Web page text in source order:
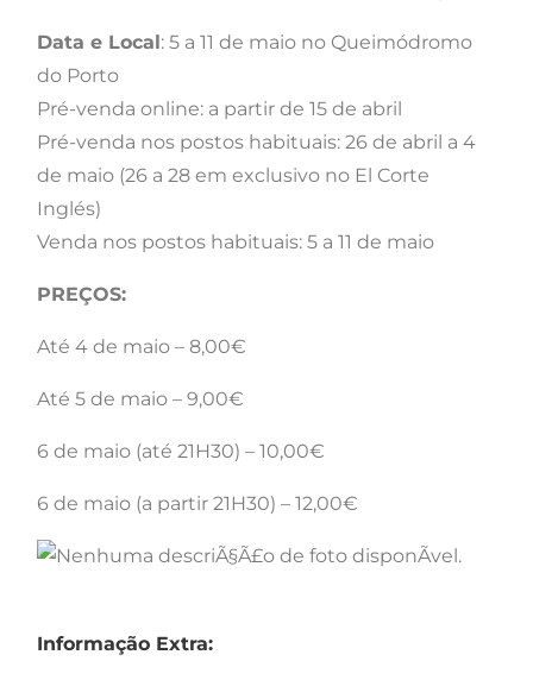
Data e Local: 5 a 11 de maio no Queimódromo
do Porto
Pré-venda online: a partir de 15 de abril
Pré-venda nos postos habituais: 26 de abril a 4
de maio (26 a 28 em exclusivo no El Corte
Inglés)
Venda nos postos habituais: 5 a 11 de maio
PREÇOS:
Até 4 de maio – 8,00€
Até 5 de maio – 9,00€
6 de maio (até 21H30) – 10,00€
6 de maio (a partir 21H30) – 12,00€
Informação Extra: